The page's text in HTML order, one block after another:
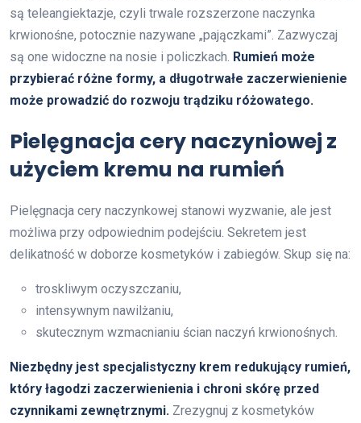
są teleangiektazje, czyli trwale rozszerzone naczynka
krwionośne, potocznie nazywane „pajączkami”. Zazwyczaj
są one widoczne na nosie i policzkach. Rumień może
przybierać różne formy, a długotrwałe zaczerwienienie
może prowadzić do rozwoju trądziku różowatego.
Pielęgnacja cery naczyniowej z
użyciem kremu na rumień
Pielęgnacja cery naczynkowej stanowi wyzwanie, ale jest
możliwa przy odpowiednim podejściu. Sekretem jest
delikatność w doborze kosmetyków i zabiegów. Skup się na:
troskliwym oczyszczaniu,
intensywnym nawilżaniu,
skutecznym wzmacnianiu ścian naczyń krwionośnych.
Niezbędny jest specjalistyczny krem redukujący rumień,
który łagodzi zaczerwienienia i chroni skórę przed
czynnikami zewnętrznymi. Zrezygnuj z kosmetyków